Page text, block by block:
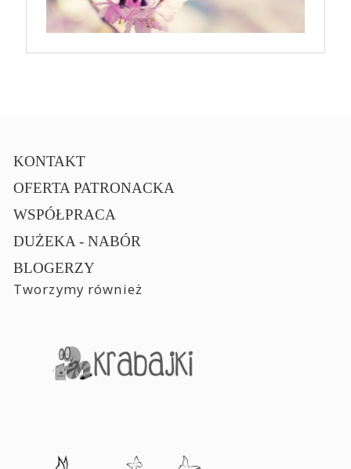
KONTAKT
OFERTA PATRONACKA
WSPÓŁPRACA
DUŻEKA - NABÓR
BLOGERZY
Tworzymy również